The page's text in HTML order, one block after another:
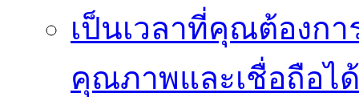
เป็นเวลาที่คุณต้องก
คุณภาพและเชื่อถือได้